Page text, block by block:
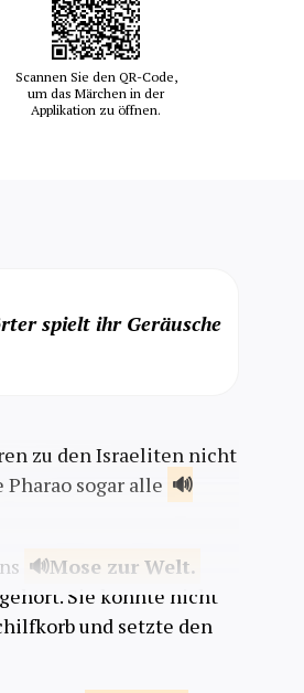
Scannen Sie den QR-Code,
um das Märchen in der
Applikation zu öffnen.
spielt ihr Geräusche
zu den Israeliten nicht
sogar alle
Mose zur Welt.
Sie konnte nicht
und setzte den